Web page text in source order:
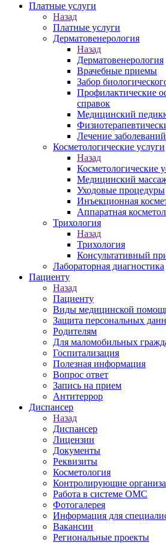
Платные услуги
Назад
Платные услуги
Дерматовенерология
Назад
Дерматовенерология
Врачебные приемы
Забор
Профилактические
справок
Медицинский
Лечение заболеваний
Косметологические услуги
Назад
Косметологические
Медицинский
Уходовые процедуры
Инъекционная
Аппаратная
Трихология
Назад
Трихология
Консультативный
Лабораторная диагностика
Пациенту
Назад
Пациенту
Виды медицинской
Защита персональных
Родителям
Для маломобильных
Госпитализация
Полезная информация
Вопрос ответ
Запись на прием
Антитеррор
Диспансер
Назад
Диспансер
Лицензии
Документы
Реквизиты
Косметология
Контролирующие
Работа в системе ОМС
Фотогалерея
Информация для
Вакансии
Региональные проекты